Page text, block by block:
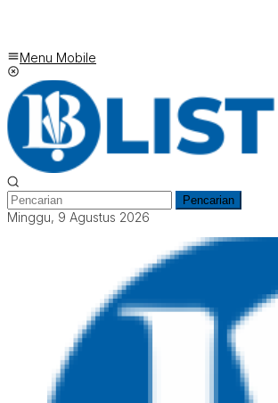
Menu Mobile
Pencarian
Minggu, 9 Agustus 2026